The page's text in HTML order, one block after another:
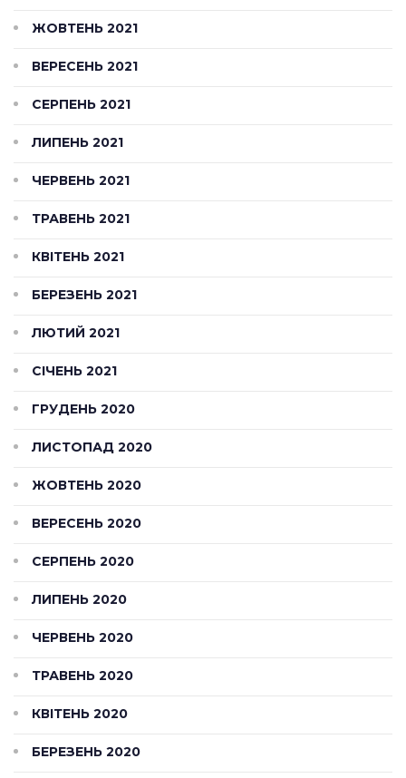
ЖОВТЕНЬ 2021
ВЕРЕСЕНЬ 2021
СЕРПЕНЬ 2021
ЛИПЕНЬ 2021
ЧЕРВЕНЬ 2021
ТРАВЕНЬ 2021
КВІТЕНЬ 2021
БЕРЕЗЕНЬ 2021
ЛЮТИЙ 2021
СІЧЕНЬ 2021
ГРУДЕНЬ 2020
ЛИСТОПАД 2020
ЖОВТЕНЬ 2020
ВЕРЕСЕНЬ 2020
СЕРПЕНЬ 2020
ЛИПЕНЬ 2020
ЧЕРВЕНЬ 2020
ТРАВЕНЬ 2020
КВІТЕНЬ 2020
БЕРЕЗЕНЬ 2020